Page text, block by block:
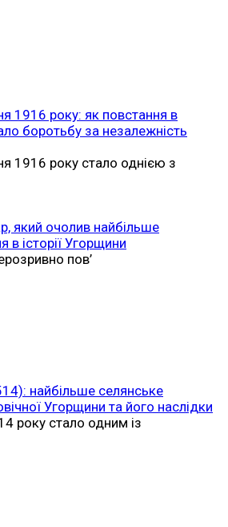
1916 року: як повстання в
боротьбу за незалежність
1916 року стало однією з
який очолив найбільше
в історії Угорщини
пов’
найбільше селянське
Угорщини та його наслідки
року стало одним із